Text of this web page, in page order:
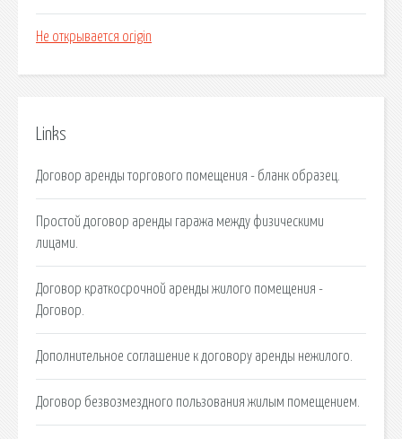
Не открывается origin
Links
Договор аренды торгового помещения - бланк образец.
Простой договор аренды гаража между физическими
лицами.
Договор краткосрочной аренды жилого помещения -
Договор.
Дополнительное соглашение к договору аренды нежилого.
Договор безвозмездного пользования жилым помещением.